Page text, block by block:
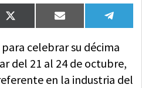
Compartir
en
X
(Twitter)
Compartir
en
Email
en
celebrar su décima
del 21 al 24 de octubre,
en la industria del